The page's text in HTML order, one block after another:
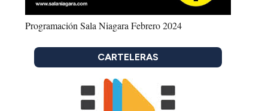
Programación Sala Niagara Febrero 2024
CARTELERAS